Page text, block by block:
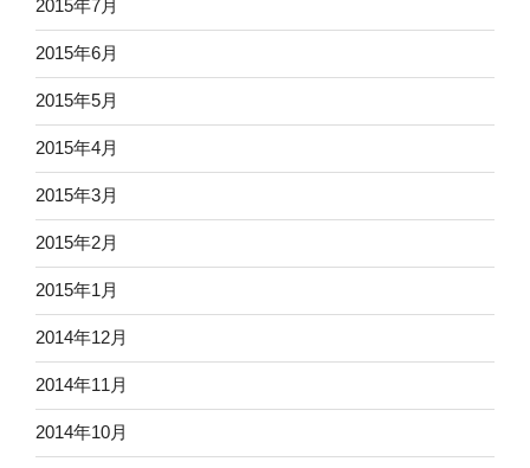
2015年7月
2015年6月
2015年5月
2015年4月
2015年3月
2015年2月
2015年1月
2014年12月
2014年11月
2014年10月